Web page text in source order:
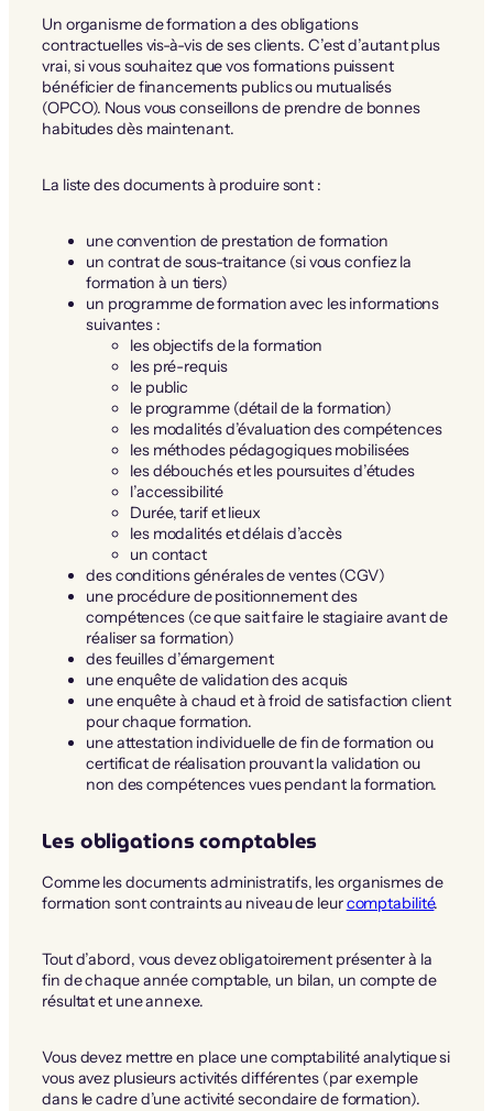
Un organisme de formation a des obligations
contractuelles vis-à-vis de ses clients. C’est d’autant plus
vrai, si vous souhaitez que vos formations puissent
bénéficier de financements publics ou mutualisés
(OPCO). Nous vous conseillons de prendre de bonnes
habitudes dès maintenant.
La liste des documents à produire sont :
une convention de prestation de formation
un contrat de sous-traitance (si vous confiez la
formation à un tiers)
un programme de formation avec les informations
suivantes :
les objectifs de la formation
les pré-requis
le public
le programme (détail de la formation)
les modalités d’évaluation des compétences
les méthodes pédagogiques mobilisées
les débouchés et les poursuites d’études
l’accessibilité
Durée, tarif et lieux
les modalités et délais d’accès
un contact
des conditions générales de ventes (CGV)
une procédure de positionnement des
compétences (ce que sait faire le stagiaire avant de
réaliser sa formation)
des feuilles d’émargement
une enquête de validation des acquis
une enquête à chaud et à froid de satisfaction client
pour chaque formation.
une attestation individuelle de fin de formation ou
certificat de réalisation prouvant la validation ou
non des compétences vues pendant la formation.
Les obligations comptables
Comme les documents administratifs, les organismes de
formation sont contraints au niveau de leurcomptabilité.
Tout d’abord, vous devez obligatoirement présenter à la
fin de chaque année comptable, un bilan, un compte de
résultat et une annexe.
Vous devez mettre en place une comptabilité analytique si
vous avez plusieurs activités différentes (par exemple
dans le cadre d’une activité secondaire de formation).